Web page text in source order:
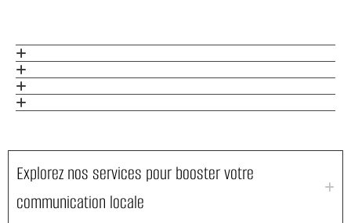
Explorez nos services pour booster votre
communication locale